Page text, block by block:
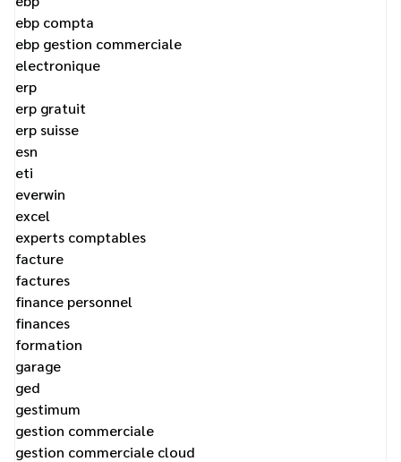
ebp compta
ebp gestion commerciale
electronique
erp
erp gratuit
erp suisse
esn
eti
everwin
excel
experts comptables
facture
factures
finance personnel
finances
formation
garage
ged
gestimum
gestion commerciale
gestion commerciale cloud